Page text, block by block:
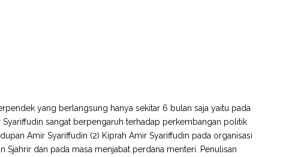
yang berlangsung hanya sekitar 6 bulan saja yaitu pada
sangat berpengaruh terhadap perkembangan politik
Amir Syariffudin (2) Kiprah Amir Syariffudin pada organisasi
dan pada masa menjabat perdana menteri. Penulisan